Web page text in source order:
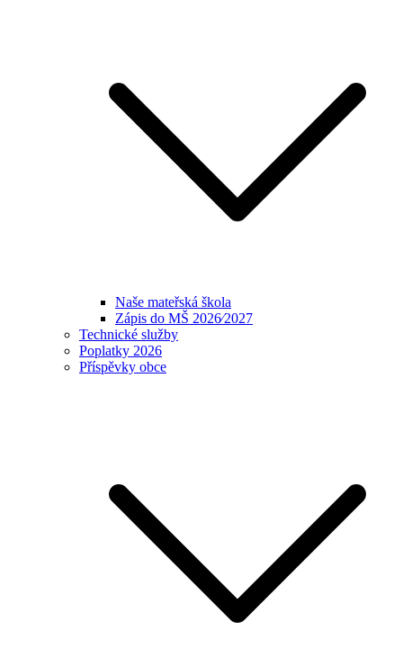
Naše mateřská škola
Zápis do MŠ 2026⁄2027
Technické služby
Poplatky 2026
Příspěvky obce